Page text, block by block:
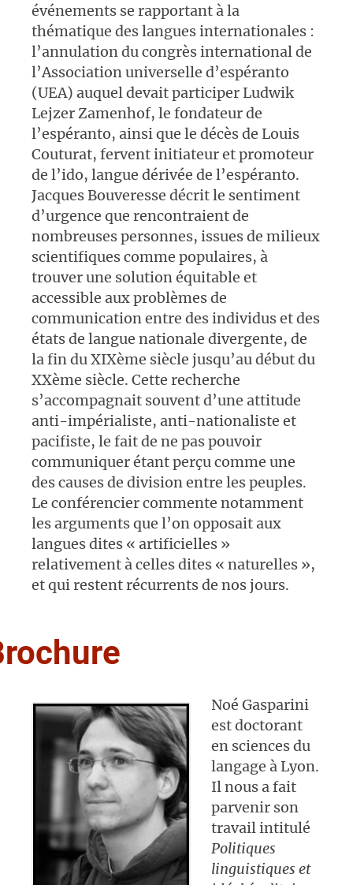
événements se rapportant à la
thématique des langues internationales :
l’annulation du congrès international de
l’Association universelle d’espéranto
(UEA) auquel devait participer Ludwik
Lejzer Zamenhof, le fondateur de
l’espéranto, ainsi que le décès de Louis
Couturat, fervent initiateur et promoteur
de l’ido, langue dérivée de l’espéranto.
Jacques Bouveresse décrit le sentiment
d’urgence que rencontraient de
nombreuses personnes, issues de milieux
scientifiques comme populaires, à
trouver une solution équitable et
accessible aux problèmes de
communication entre des individus et des
états de langue nationale divergente, de
la fin du XIXème siècle jusqu’au début du
XXème siècle. Cette recherche
s’accompagnait souvent d’une attitude
anti-impérialiste, anti-nationaliste et
pacifiste, le fait de ne pas pouvoir
communiquer étant perçu comme une
des causes de division entre les peuples.
Le conférencier commente notamment
les arguments que l’on opposait aux
langues dites « artificielles »
relativement à celles dites « naturelles »,
et qui restent récurrents de nos jours.
Noé Gasparini
est doctorant
en sciences du
langage à Lyon.
Il nous a fait
parvenir son
travail intitulé
Politiques
linguistiques et